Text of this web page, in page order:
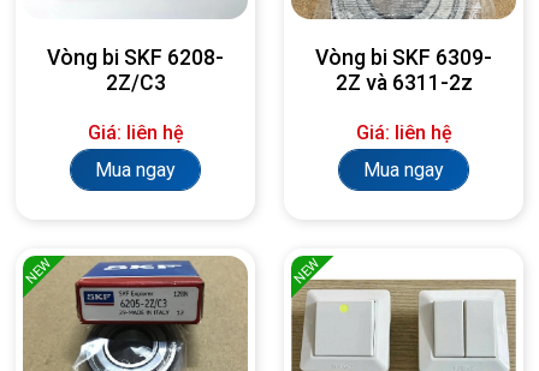
Vòng bi SKF 6208-
2Z/C3
Giá: liên hệ
Mua ngay
Vòng bi SKF 6309-
2Z và 6311-2z
Giá: liên hệ
Mua ngay
NEW NEW